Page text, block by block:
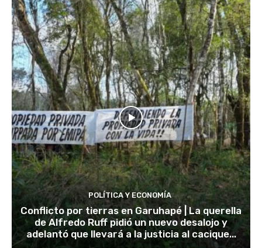
POLÍTICA Y ECONOMÍA
Conflicto por tierras en Garuhapé | La querella
de Alfredo Ruff pidió un nuevo desalojo y
adelantó que llevará a la justicia al cacique...